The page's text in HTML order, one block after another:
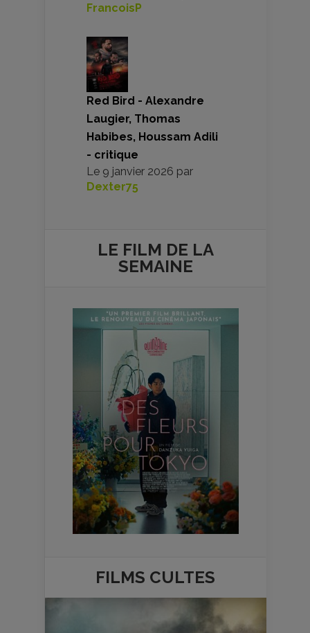
FrancoisP
Red Bird - Alexandre
Laugier, Thomas
Habibes, Houssam Adili
- critique
Le 9 janvier 2026 par
Dexter75
LE FILM DE LA
SEMAINE
FILMS CULTES